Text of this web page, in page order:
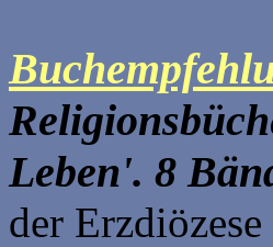
Leben'. 8
der